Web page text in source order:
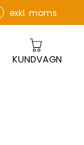
exkl. moms
KUNDVAGN